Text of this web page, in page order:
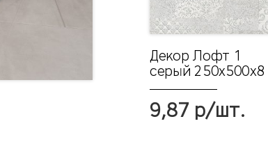
Декор Лофт 1
серый 250х500x8
9,87 р/шт.